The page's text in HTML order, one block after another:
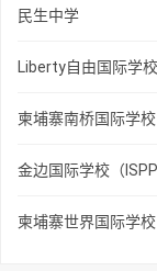
民生中学
Liberty自由国际学校
柬埔寨南桥国际学校
金边国际学校（ISPP
柬埔寨世界国际学校